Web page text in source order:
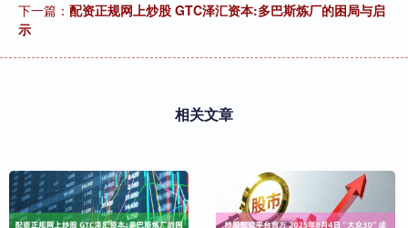
下一篇： 配资正规网上炒股 GTC泽汇资本:多巴斯炼厂的困局与启
示
相关文章